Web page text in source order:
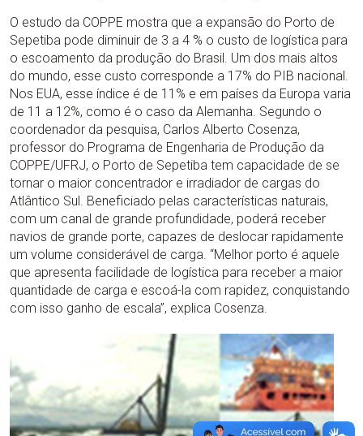
O estudo da COPPE mostra que a expansão do Porto de
Sepetiba pode diminuir de 3 a 4 % o custo de logística para
o escoamento da produção do Brasil. Um dos mais altos
do mundo, esse custo corresponde a 17% do PIB nacional.
Nos EUA, esse índice é de 11% e em países da Europa varia
de 11 a 12%, como é o caso da Alemanha. Segundo o
coordenador da pesquisa, Carlos Alberto Cosenza,
professor do Programa de Engenharia de Produção da
COPPE/UFRJ, o Porto de Sepetiba tem capacidade de se
tornar o maior concentrador e irradiador de cargas do
Atlântico Sul. Beneficiado pelas características naturais,
com um canal de grande profundidade, poderá receber
navios de grande porte, capazes de deslocar rapidamente
um volume considerável de carga. “Melhor porto é aquele
que apresenta facilidade de logística para receber a maior
quantidade de carga e escoá-la com rapidez, conquistando
com isso ganho de escala”, explica Cosenza.